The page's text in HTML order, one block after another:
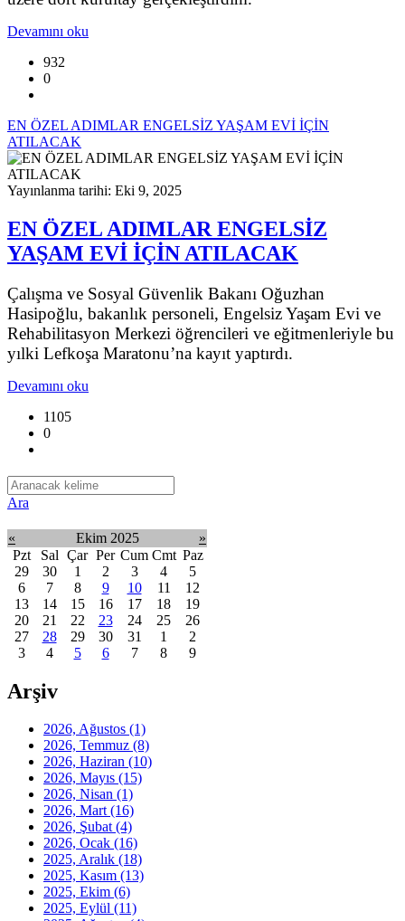
Devamını oku
932
0
EN ÖZEL ADIMLAR ENGELSİZ YAŞAM EVİ İÇİN
ATILACAK
Yayınlanma tarihi: Eki 9, 2025
EN ÖZEL ADIMLAR ENGELSİZ
YAŞAM EVİ İÇİN ATILACAK
Çalışma ve Sosyal Güvenlik Bakanı Oğuzhan
Hasipoğlu, bakanlık personeli, Engelsiz Yaşam Evi ve
Rehabilitasyon Merkezi öğrencileri ve eğitmenleriyle bu
yılki Lefkoşa Maratonu’na kayıt yaptırdı.
Devamını oku
1105
0
Ara
« Ekim 2025
»
Pzt
Sal Çar Per Cum Cmt Paz
29
30 1 2 3 4
5
6
7 8 9 10 11
12
13
14 15 16 17 18
19
20
21 22 23 24 25
26
27
28 29 30 31 1
2
3
4 5 6 7 8 9
Arşiv
2026, Ağustos (1)
2026, Temmuz (8)
2026, Haziran (10)
2026, Mayıs (15)
2026, Nisan (1)
2026, Mart(16)
2026, Şubat(4)
2026, Ocak (16)
2025, Aralık (18)
2025, Kasım (13)
2025, Ekim (6)
2025, Eylül (11)